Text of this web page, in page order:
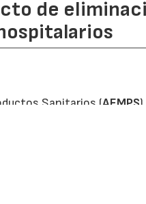
de
Sanitarios (AEMPS